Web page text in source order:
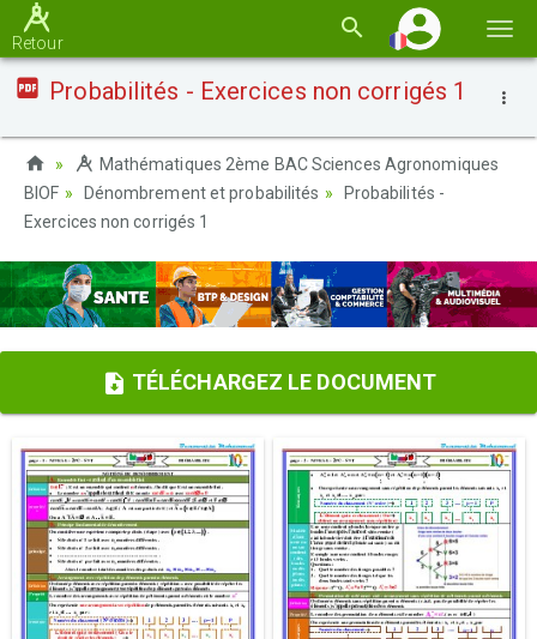
la
Retour
Probabilités - Exercices non corrigés 1
Mathématiques 2ème BAC Sciences Agronomiques
BIOF
Dénombrement et probabilités
Probabilités -
Exercices non corrigés 1
TÉLÉCHARGEZ LE DOCUMENT